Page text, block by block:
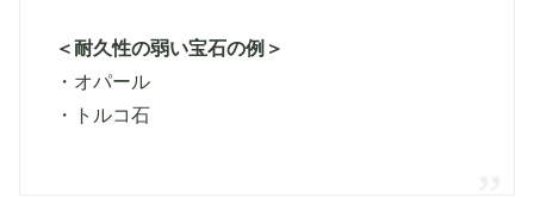
＜耐久性の弱い宝石の例＞
・オパール
・トルコ石